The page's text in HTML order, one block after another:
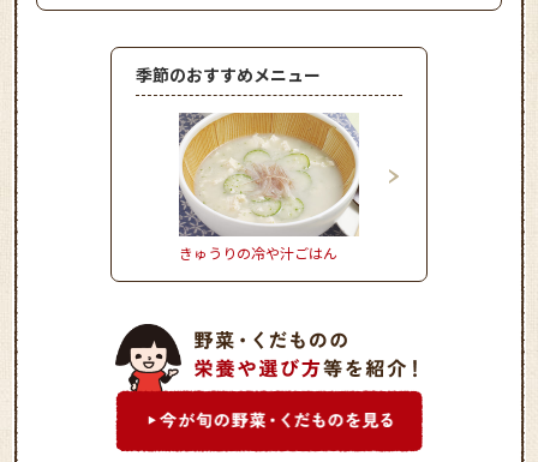
季節のおすすめメニュー
きゅうりの冷や汁ごはん
とうもろこしとハムの
風炒めごはん